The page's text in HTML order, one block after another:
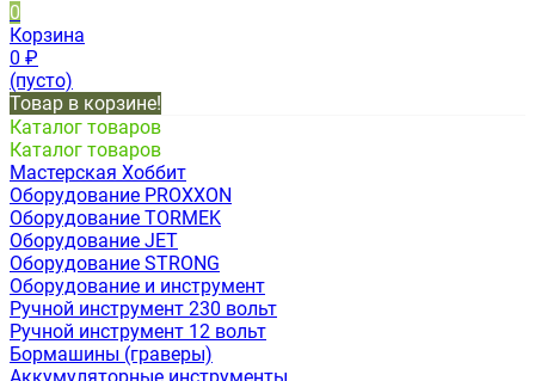
0
Корзина
0 ₽
(пусто)
Товар в корзине!
Каталог товаров
Каталог товаров
Мастерская Хоббит
Оборудование PROXXON
Оборудование TORMEK
Оборудование JET
Оборудование STRONG
Оборудование и инструмент
Ручной инструмент 230 вольт
Ручной инструмент 12 вольт
Бормашины (граверы)